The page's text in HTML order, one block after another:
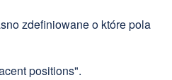
zdefiniowane o które pola
positions".